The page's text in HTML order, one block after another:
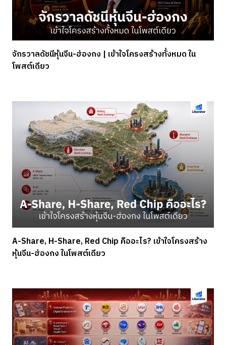
จักรวาลดัชนีหุ้นจีน-ฮ่องกง | เข้าใจโครงสร้างทั้งหมด ใน
โพสต์เดียว
A-Share, H-Share, Red Chip คืออะไร? เข้าใจโครงสร้าง
หุ้นจีน-ฮ่องกง ในโพสต์เดียว